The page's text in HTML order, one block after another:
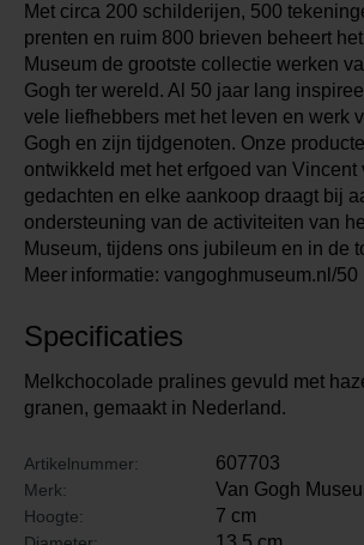
Met circa 200 schilderijen, 500
prenten en ruim 800 brieven beheert
Museum de grootste collectie werken
Gogh ter wereld. Al 50 jaar lang
vele liefhebbers met het leven en werk
Gogh en zijn tijdgenoten. Onze
ontwikkeld met het erfgoed van Vincent
gedachten en elke aankoop draagt bij
ondersteuning van de activiteiten van
Museum, tijdens ons jubileum en in de
Meer informatie: vangoghmuseum.nl/50
Specificaties
Melkchocolade pralines gevuld met
granen, gemaakt in Nederland.
Artikelnummer: 607703
Merk: Van Gogh
Hoogte: 7 cm